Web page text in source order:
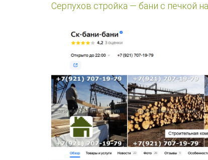
Серпухов стройка — бани с печкой